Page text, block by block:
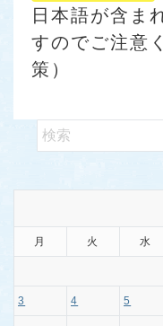
日本語が含ま
すのでご注意
策）
月 火 水
3 4 5